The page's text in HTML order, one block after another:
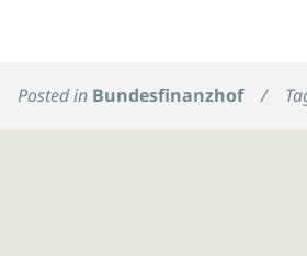
Posted in Bundesfinanzhof /